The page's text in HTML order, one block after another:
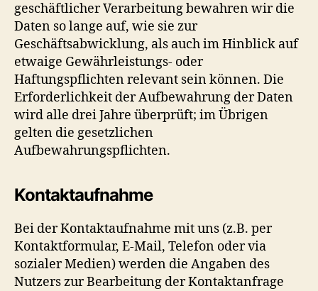
geschäftlicher Verarbeitung bewahren wir die
Daten so lange auf, wie sie zur
Geschäftsabwicklung, als auch im Hinblick auf
etwaige Gewährleistungs- oder
Haftungspflichten relevant sein können. Die
Erforderlichkeit der Aufbewahrung der Daten
wird alle drei Jahre überprüft; im Übrigen
gelten die gesetzlichen
Aufbewahrungspflichten.
Kontaktaufnahme
Bei der Kontaktaufnahme mit uns (z.B. per
Kontaktformular, E-Mail, Telefon oder via
sozialer Medien) werden die Angaben des
Nutzers zur Bearbeitung der Kontaktanfrage